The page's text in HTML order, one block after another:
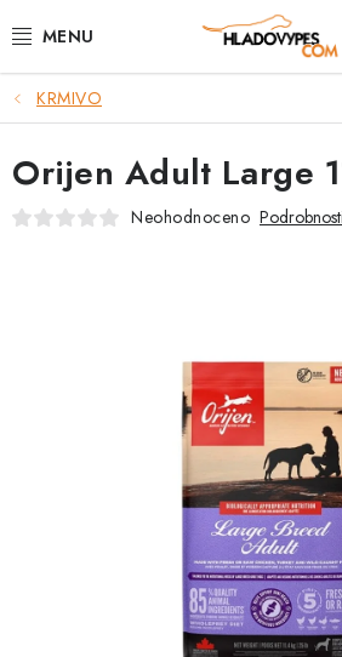
na
POTŘEBY PRO PSY
TAMI PŘEPRAVNÍ BOXY
SPORT SE PSEM
VĚRNOSTNÍ PROGRAM
KRMIVO
Orijen Adult Large
Neohodnoceno